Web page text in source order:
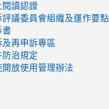
閱讀認證
評議委員會組織及運作要點
書
及再申訴專區
防治規定
開放使用管理辦法